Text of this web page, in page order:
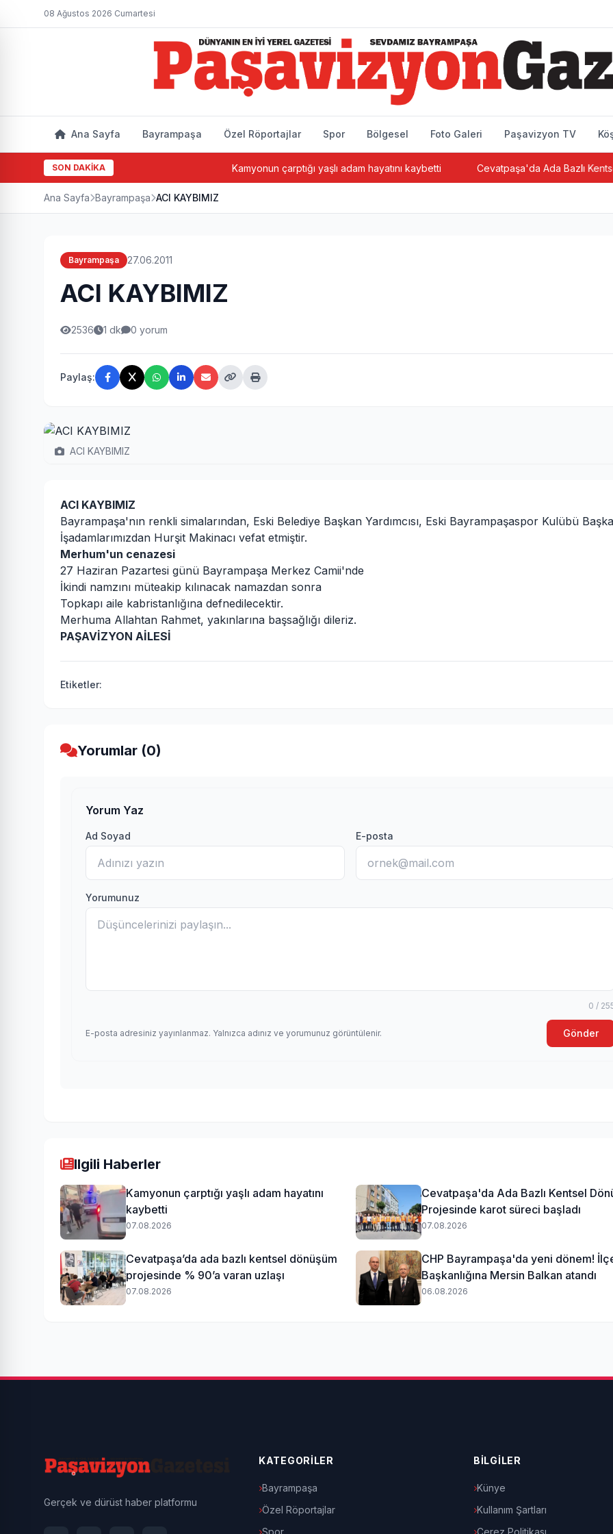
08 Ağustos 2026 Cumartesi
Ana Sayfa Bayrampaşa Özel Röportajlar Spor Bölgesel Foto Galeri Paşavizyon TV
SON DAKİKA Kamyonun çarptığı yaşlı adam hayatını kaybetti Cevatpaşa'da Ada Bazlı Kentsel
Ana Sayfa Bayrampaşa ACI KAYBIMIZ
Bayrampaşa 27.06.2011
ACI KAYBIMIZ
2536 1 dk 0 yorum
Paylaş:
ACI KAYBIMIZ
ACI KAYBIMIZ
Bayrampaşa'nın renkli simalarından, Eski Belediye Başkan Yardımcısı, Eski Bayrampaşaspor Kulübü
İşadamlarımızdan Hurşit Makinacı vefat etmiştir.
Merhum'un cenazesi
27 Haziran Pazartesi günü Bayrampaşa Merkez Camii'nde
İkindi namzını müteakip kılınacak namazdan sonra
Topkapı aile kabristanlığına defnedilecektir.
Merhuma Allahtan Rahmet, yakınlarına başsağlığı dileriz.
PAŞAVİZYON AİLESİ
Etiketler:
Yorumlar (0)
Yorum Yaz
Ad Soyad E-posta
Yorumunuz
0 /
E-posta adresiniz yayınlanmaz. Yalnızca adınız ve yorumunuz görüntülenir. Gönder
Ilgili Haberler
Kamyonun çarptığı yaşlı adam hayatını
kaybetti
07.08.2026
Cevatpaşa'da Ada Bazlı Kentsel
Projesinde karot süreci başladı
07.08.2026
Cevatpaşa’da ada bazlı kentsel dönüşüm
projesinde % 90’a varan uzlaşı
07.08.2026
CHP Bayrampaşa'da yeni dönem!
Başkanlığına Mersin Balkan atandı
06.08.2026
Gerçek ve dürüst haber platformu
KATEGORİLER
Bayrampaşa
Özel Röportajlar
Spor
BİLGİLER
Künye
Kullanım Şartları
Çerez Politikası